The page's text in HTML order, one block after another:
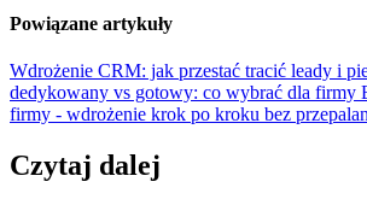
Powiązane artykuły
Wdrożenie CRM: jak przestać tracić leady i
dedykowany vs gotowy: co wybrać dla firmy
firmy - wdrożenie krok po kroku bez
Czytaj dalej